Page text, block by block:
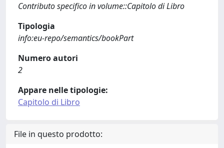
Contributo specifico in volume::Capitolo di Libro
Tipologia
info:eu-repo/semantics/bookPart
Numero autori
2
Appare nelle tipologie:
Capitolo di Libro
File in questo prodotto: